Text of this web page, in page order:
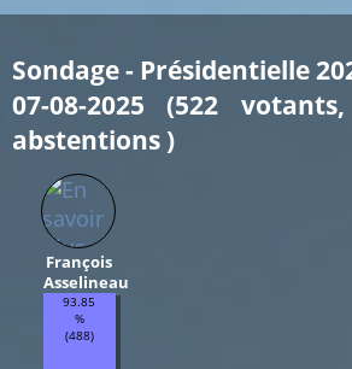
Sondage - Présidentielle
07-08-2025 (522
abstentions )
François
Asselineau
93.85
%
(488)